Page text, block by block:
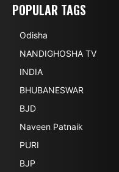
POPULAR TAGS
Odisha
NANDIGHOSHA TV
INDIA
BHUBANESWAR
BJD
Naveen Patnaik
PURI
BJP